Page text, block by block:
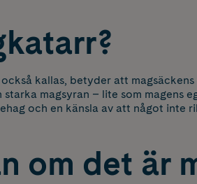
kallas, betyder att
magsyran – lite som magens
och en känsla av att något inte
om det är